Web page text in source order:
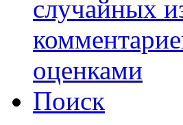
случайных
оценками
Поиск